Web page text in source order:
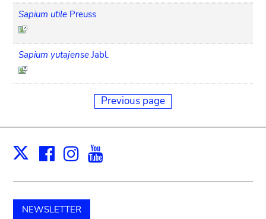
Sapium utile Preuss
Sapium yutajense Jabl.
Previous page
X Facebook
Instagram
NEWSLETTER